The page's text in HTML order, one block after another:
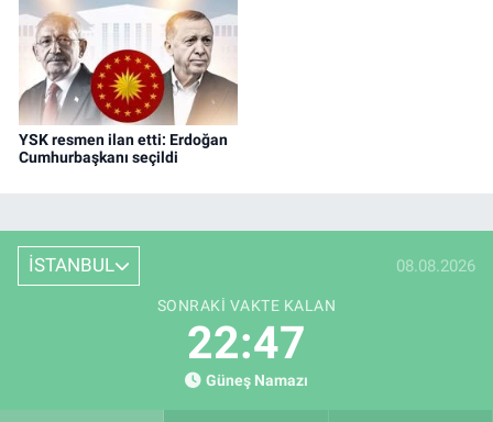
YSK resmen ilan etti: Erdoğan
Cumhurbaşkanı seçildi
İSTANBUL 08.08.2026
SONRAKI VAKTE KALAN
22:47
Güneş Namazı